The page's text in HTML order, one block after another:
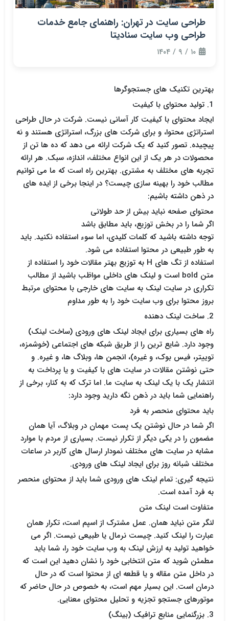
طراحی سایت در تهران: راهنمای جامع خدمات
طراحی وب سایت سنادیتا
۱۰ / ۹ / ۱۴۰۴
بهترین تکنیک های جستجوگرها
1. تولید محتوای با کیفیت
ایجاد محتوای با کیفیت کار آسانی نیست. شرکت در حال طراحی
استراتژی محتوا، و برای شرکت های بزرگ، استراتژی هستند و نه
پیچیده. تصور کنید که یک شرکت ارائه می دهد که ده ها تن از
محصولات در هر یک از این انواع مختلف، اندازه، سبک. هر ارائه
تجربه های مختلف به مشتری. بهترین راه است که ما می توانیم
مطالب خود را بهینه سازی چیست؟ در اینجا برخی از ایده های
در ذهن داشته باشیم:
محتوای صفحه نباید بیش از حد طولانی
اگر شما را در بخش توزیع، باید مطابق باشد
توجه داشته باشید که کلمات کلیدی، اما سوء استفاده نکنید. باید
به طور طبیعی در محتوا استفاده می شود.
استفاده از تگ های H به توزیع بهتر مقالات خود را استفاده از
متن bold است و لینک های داخلی مواظب باشید از مطالب
تکراری در سایت لینک به سایت های خارجی با محتوای مرتبط
بروز محتوا برای وب سایت خود را به طور مداوم
2. ساخت لینک دهنده
راه های بسیاری برای ایجاد لینک های ورودی (ساخت لینک)
وجود دارد. شایع ترین را از طریق شبکه های اجتماعی (خوشمزه،
توییتر، فیس بوک، و غیره)، انجمن ها، وبلاگ ها، و غیره. و
حتی نوشتن مقالات در سایت های با کیفیت و یا پرداخت به
انتشار یک با یک لینک به سایت ما. اما ترک که به کنار، برخی از
راهنمایی شما باید در ذهن نگه دارید وجود دارد:
باید محتوای منحصر به فرد
اگر شما در حال نوشتن یک پست مهمان در وبلاگ، آیا همان
مضمون را در یکی دیگر از تکرار نیست. بسیاری از مردم با موارد
مشابه در سایت های مختلف نمودار ارسال های کاربر در ساعات
مختلف شبانه روز برای ایجاد لینک های ورودی.
نتیجه گیری: تمام لینک های ورودی شما باید از محتوای منحصر
به فرد آمده است.
متفاوت است لینک متن
لنگر متن نباید همان. عمل مشترک از اسپم است، تکرار همان
عبارت را لینک کنید. چیست نرمال یا طبیعی نیست. اگر می
خواهید تولید به ارزش لینک به وب سایت خود را، شما باید
مطمئن شوید که متن انتخابی خود را نشان دهید این است که
در داخل متن مقاله و یا قطعه ای از محتوا است که در حال
درمان است. این بسیار مهم است، به خصوص در حال حاضر که
موتورهای جستجو تجزیه و تحلیل محتوای معنایی.
3. بزرگنمایی منابع ترافیک (بینگ)